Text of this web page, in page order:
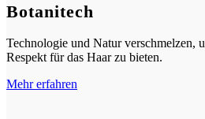
Botanitech
Technologie und Natur verschmelzen,
Respekt für das Haar zu bieten.
Mehr erfahren